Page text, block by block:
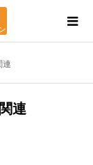
連
連